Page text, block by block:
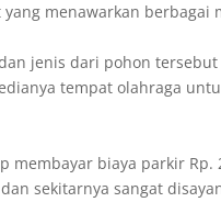
menawarkan
jenis dari pohon
tempat olahraga
biaya parkir
sekitarnya sangat